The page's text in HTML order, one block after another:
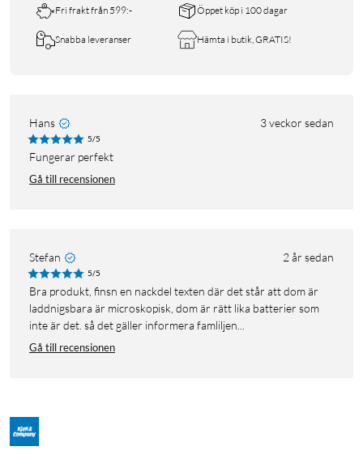
Fri frakt från 599:- Öppet köp i 100 dagar
Snabba leveranser Hämta i butik, GRATIS!
Hans 3 veckor sedan
5/5
Fungerar perfekt
Gå till recensionen
Stefan 2 år sedan
5/5
bra produkt, finsn en nackdel texten där det står att dom är
laddnigsbara är microskopisk, dom är rätt lika batterier som
inte är det. så det gäller informera famliljen...
Gå till recensionen